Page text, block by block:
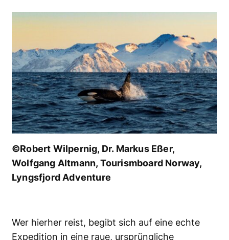
©Robert Wilpernig, Dr. Markus Eßer,
Wolfgang Altmann, Tourismboard Norway,
Lyngsfjord Adventure
Wer hierher reist, begibt sich auf eine echte
Expedition in eine raue, ursprüngliche